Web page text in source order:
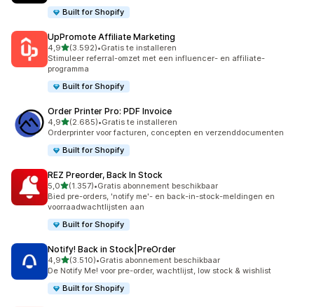
Built for Shopify
UpPromote Affiliate Marketing
4,9van 5 sterren
(3.592)
3592 recensies in totaal
•Gratis te installeren
Stimuleer referral-omzet met een influencer- en affiliate-
programma
Built for Shopify
Order Printer Pro: PDF Invoice
4,9van 5 sterren
(2.685)
2685 recensies in totaal
•Gratis te installeren
Orderprinter voor facturen, concepten en verzenddocumenten
Built for Shopify
REZ Preorder, Back In Stock
5,0van 5 sterren
(1.357)
1357 recensies in totaal
•Gratis abonnement beschikbaar
Bied pre-orders, 'notify me'- en back-in-stock-meldingen en
voorraadwachtlijsten aan
Built for Shopify
Notify! Back in Stock|PreOrder
4,9van 5 sterren
(3.510)
3510 recensies in totaal
•Gratis abonnement beschikbaar
De Notify Me! voor pre-order, wachtlijst, low stock & wishlist
Built for Shopify